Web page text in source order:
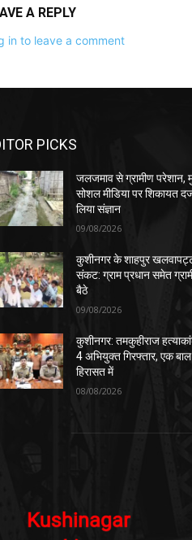
A REPLY
in to leave a comment
PICKS
जलजमाव से ग्रामीण परेशान,
सोशल मीडिया पर शिकायत
लिया संज्ञान
09/08/2026
कुशीनगर के शाहपुर
संकट: ग्राम प्रधान समेत
बैठे
09/08/2026
कुशीनगर: तमकुहीराज
4 अभियुक्त गिरफ्तार, एक
हिरासत में
08/08/2026